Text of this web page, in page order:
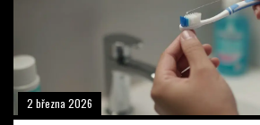
2 března 2026